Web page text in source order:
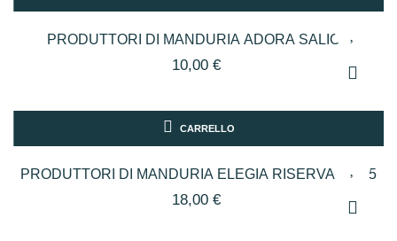
PRODUTTORI DI MANDURIA ADORA SALICE
SAL.RISERVA CL.75
10,00 €
CARRELLO
PRODUTTORI DI MANDURIA ELEGIA RISERVA CL.75
18,00 €